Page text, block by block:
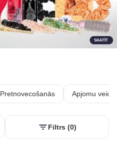
Pretnovecošanās Apjomu
Filtrs (0)